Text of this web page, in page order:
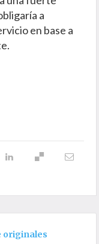
a
en base a
originales